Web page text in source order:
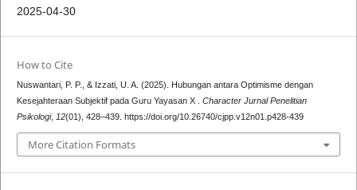
2025-04-30
How to Cite
Nuswantari, P. P., & Izzati, U. A. (2025). Hubungan antara Optimisme dengan
Kesejahteraan Subjektif pada Guru Yayasan X . Character Jurnal Penelitian
Psikologi, 12(01), 428–439. https://doi.org/10.26740/cjpp.v12n01.p428-439
More Citation Formats